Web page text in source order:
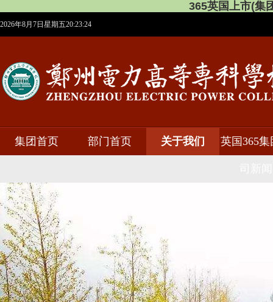
365英国上市(集
2026年8月7日星期五20:23:25
集团首页 部门首页 关于我们 英国365集